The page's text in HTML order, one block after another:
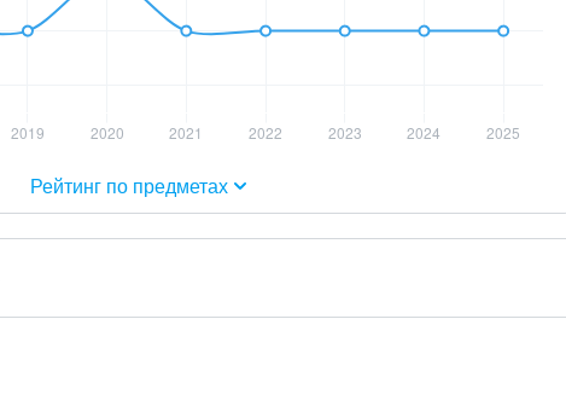
Рейтинг по предметах